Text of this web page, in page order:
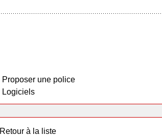
Proposer une police
Logiciels
Retour à la liste